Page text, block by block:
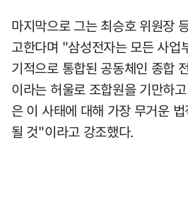
마지막으로 그는 최승호 위원장
고한다며 "삼성전자는 모든 사업
기적으로 통합된 공동체인 종합
이라는 허울로 조합원을 기만하
은 이 사태에 대해 가장 무거운
될 것"이라고 강조했다.